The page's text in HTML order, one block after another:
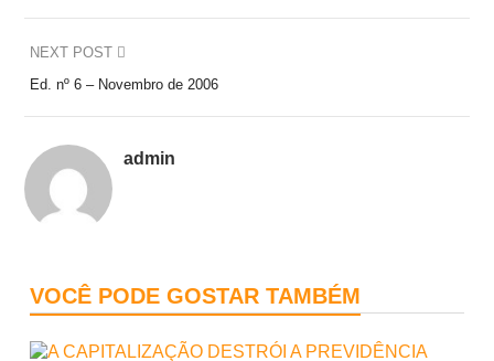
NEXT POST
Ed. nº 6 – Novembro de 2006
admin
VOCÊ PODE GOSTAR TAMBÉM